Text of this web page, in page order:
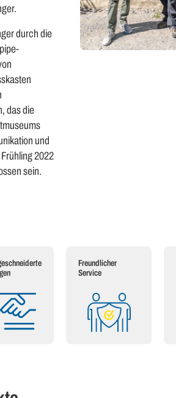
durch die
das die
und
2022
sein.
Freundlicher
Service